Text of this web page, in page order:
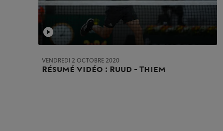
VENDREDI 2 OCTOBRE 2020
Résumé vidéo : Ruud - Thiem